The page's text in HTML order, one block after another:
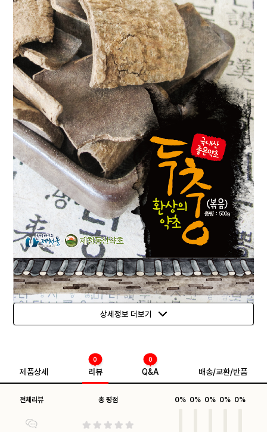
상세정보 더보기
제품상세 리뷰
0
Q&A
0
배송/교환/반품
전체리뷰 총 평점 0% 0% 0% 0% 0%